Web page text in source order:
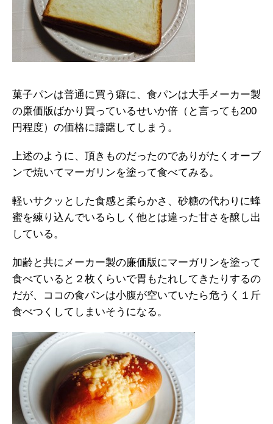
菓子パンは普通に買う癖に、食パンは大手メーカー製
の廉価版ばかり買っているせいか倍（と言っても200
円程度）の価格に躊躇してしまう。
上述のように、頂きものだったのでありがたくオーブ
ンで焼いてマーガリンを塗って食べてみる。
軽いサクッとした食感と柔らかさ、砂糖の代わりに蜂
蜜を練り込んでいるらしく他とは違った甘さを醸し出
している。
加齢と共にメーカー製の廉価版にマーガリンを塗って
食べていると２枚くらいで胃もたれしてきたりするの
だが、ココの食パンは小腹が空いていたら危うく１斤
食べつくしてしまいそうになる。